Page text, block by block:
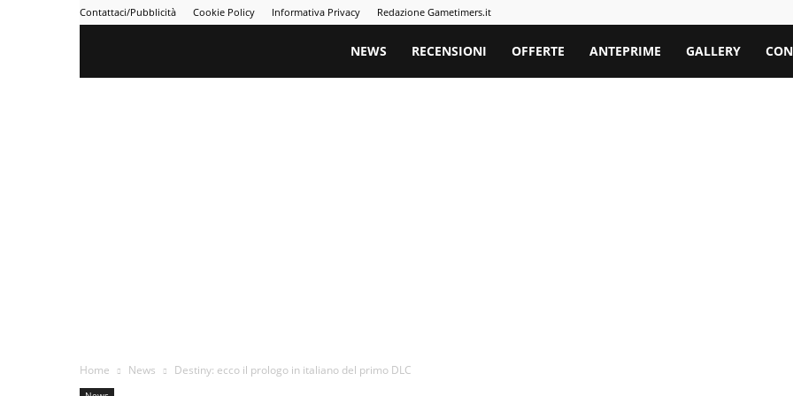
Contattaci/Pubblicità Cookie Policy Informativa Privacy Redazione Gametimers.it
Gametimers
NEWS RECENSIONI OFFERTE ANTEPRIME GALLERY
Home News Destiny: ecco il prologo in italiano del primo DLC